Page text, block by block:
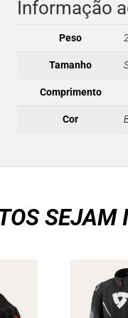
Informação
Peso
Tamanho
Comprimento
Cor